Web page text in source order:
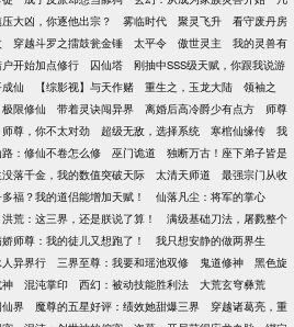
大凶，你逐他出宗？ 雾临时代 聚灵飞升
看守废丹房
穿越斗罗之擂鼓瓮金锤 太平令 傲世灵主
我的灵兽有
开始加点修行 囚仙塔
刚抽中SSS级天赋，你跟我说游
仙 【综影视】与天作赌 重生之，玉龙大陆
领袖之
极限修仙 带着灵诀闯异界 离婚后高冷爵少有点方
师尊
尊，你不太对劲 超级无敌，选择系统 寒棺仙缘传
我
：修仙不卷怎么修 巫门诡道
独断万古！座下弟子皆是
落千金，我的数值突破天际 太清天师道
最强宗门从收
多福？我的道侣能增加天赋！
仙落凡尘：将军的掌心
洪荒：这三界，还是朕说了算！
满级基础刀法，屠戮整个
师尊：我的徒儿又想跑了！
我只想安静的做两界生
异界行 三界至尊：我要和瑶池双修 鬼道修神
黑色旋
混沌掌印 西幻：被动技能胜利法
大荒玄穹彝荒
界 魔尊的五星好评：绩效她甜爆三界
穿越诸葛亮，重